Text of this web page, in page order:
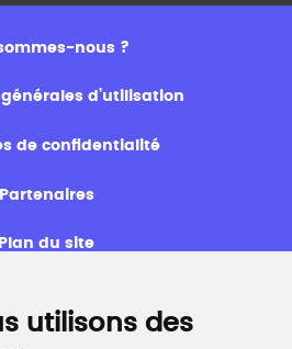
utilisons des
nous ?
d’utilisation
de confidentialité
Partenaires
Plan du site